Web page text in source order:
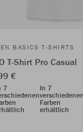
BASICS T-SHIRTS
T-Shirt Pro Casual
€
7
In 7
Farben
erhältlich